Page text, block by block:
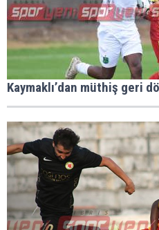
Kaymaklı’dan müthiş geri